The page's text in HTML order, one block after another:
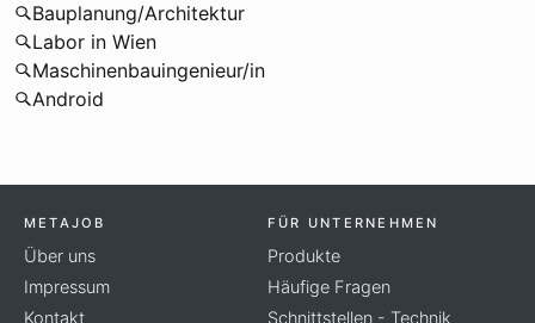
Bauplanung/Architektur
Labor in Wien
Maschinenbauingenieur/in
Android
METAJOB
Über uns
Impressum
Kontakt
FÜR UNTERNEHMEN
Produkte
Häufige Fragen
Schnittstellen - Technik